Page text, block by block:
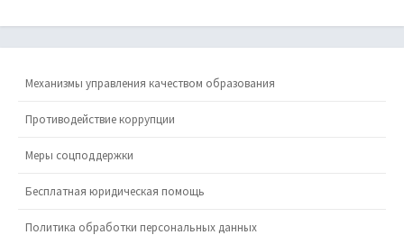
Механизмы управления качеством образования
Противодействие коррупции
Меры соцподдержки
Бесплатная юридическая помощь
Политика обработки персональных данных